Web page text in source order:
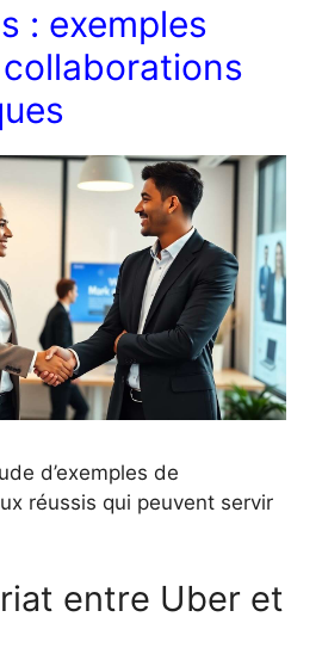
: exemples
d’exemples de
réussis qui peuvent servir
entre Uber et